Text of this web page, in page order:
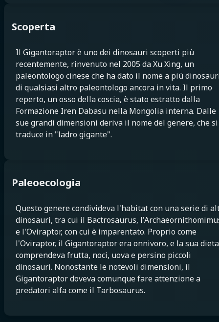
Scoperta
Il Gigantoraptor è uno dei dinosauri scoperti più
recentemente, rinvenuto nel 2005 da Xu Xing, un
paleontologo cinese che ha dato il nome a più
di qualsiasi altro paleontologo ancora in vita. Il primo
reperto, un osso della coscia, è stato estratto dalla
Formazione Iren Dabasu nella Mongolia interna. Dalle
sue grandi dimensioni deriva il nome del genere, che si
traduce in "ladro gigante".
Paleoecologia
Questo genere condivideva l'habitat con una serie di
dinosauri, tra cui il Bactrosaurus,
e l'Oviraptor, con cui è imparentato. Proprio come
l'Oviraptor, il Gigantoraptor era onnivoro, e la sua dieta
comprendeva frutta, noci, uova e persino piccoli
dinosauri. Nonostante le notevoli dimensioni, il
Gigantoraptor doveva comunque fare attenzione a
predatori alfa come il Tarbosaurus.